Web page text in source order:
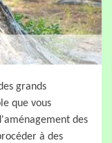
grands
que vous
des
à des